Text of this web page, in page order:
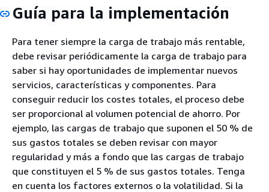
Guía para la implementación
Para tener siempre la carga de trabajo más rentable,
debe revisar periódicamente la carga de trabajo para
saber si hay oportunidades de implementar nuevos
servicios, características y componentes. Para
conseguir reducir los costes totales, el proceso debe
ser proporcional al volumen potencial de ahorro. Por
ejemplo, las cargas de trabajo que suponen el 50 % de
sus gastos totales se deben revisar con mayor
regularidad y más a fondo que las cargas de trabajo
que constituyen el 5 % de sus gastos totales. Tenga
en cuenta los factores externos o la volatilidad. Si la